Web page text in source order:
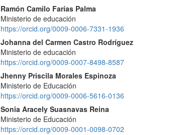
ENVÍOS
REGISTRARSE
ENTRAR
Contenido
principal
del
artículo
Ramón Camilo Farías Palma
Ministerio de educación
https://orcid.org/0009-0006-7331-1936
Johanna del Carmen Castro Rodríguez
Ministerio de educación
https://orcid.org/0009-0007-8498-8587
Jhenny Priscila Morales Espinoza
Ministerio de Educación
https://orcid.org/0009-0006-5616-0136
Sonia Aracely Suasnavas Reina
Ministerio de Educación
https://orcid.org/0009-0001-0098-0702